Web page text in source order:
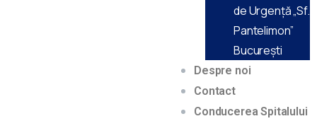
de Urgență „Sf.
Pantelimon”
Bucureşti
Despre noi
Contact
Conducerea Spitalului